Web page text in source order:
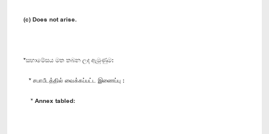
(c) Does not arise.
*සභාමේසය මත තබන ලද ඇමුණුම:
* சபாபீடத்தில் வைக்கப்பட்ட இணைப்பு :
* Annex tabled: